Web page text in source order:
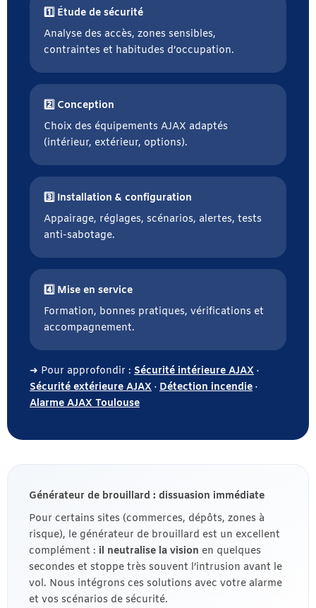
1️⃣ Étude de sécurité
Analyse des accès, zones sensibles,
contraintes et habitudes d’occupation.
2️⃣ Conception
Choix des équipements AJAX adaptés
(intérieur, extérieur, options).
3️⃣ Installation & configuration
Appairage, réglages, scénarios, alertes, tests
anti-sabotage.
4️⃣ Mise en service
Formation, bonnes pratiques, vérifications et
accompagnement.
➜ Pour approfondir : Sécurité intérieure AJAX ·
Sécurité extérieure AJAX · Détection incendie ·
Alarme AJAX Toulouse
Générateur de brouillard : dissuasion immédiate
Pour certains sites (commerces, dépôts, zones à
risque), le générateur de brouillard est un excellent
complément : il neutralise la vision en quelques
secondes et stoppe très souvent l’intrusion avant le
vol. Nous intégrons ces solutions avec votre alarme
et vos scénarios de sécurité.